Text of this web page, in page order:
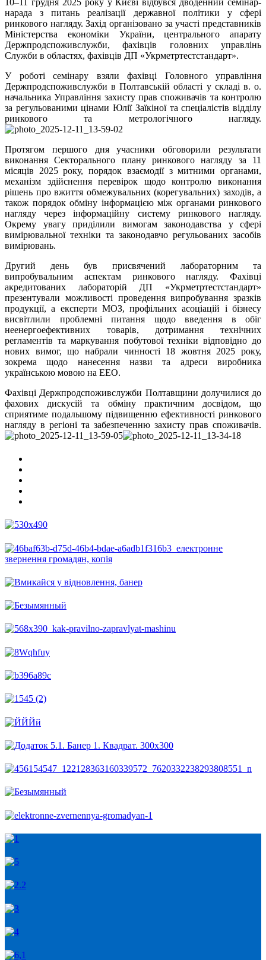
нарада з питань реалізації державної політики у сфері
ринкового нагляду. Захід організовано за участі представників
Міністерства економіки України, центрального апарату
Держпродспоживслужби, фахівців головних управлінь
Служби в областях, фахівців ДП «Укрметртестстандарт».
У роботі семінару взяли фахівці Головного управління
Держпродспоживслужби в Полтавській області у складі в. о.
начальника Управління захисту прав споживачів та контролю
за регульованими цінами Юлії Заїкіної та спеціалістів відділу
ринкового та метрологічного нагляду.
Протягом першого дня учасники обговорили результати
виконання Секторального плану ринкового нагляду за 11
місяців 2025 року, порядок взаємодії з митними органами,
механізм здійснення перевірок щодо контролю виконання
рішень про вжиття обмежувальних (корегувальних) заходів, а
також порядок обміну інформацією між органами ринкового
нагляду через інформаційну систему ринкового нагляду.
Окрему увагу приділили вимогам законодавства у сфері
вимірювальної техніки та законодавчо регульованих засобів
вимірювань.
Другий день був присвячений лабораторним та
випробувальним аспектам ринкового нагляду. Фахівці
акредитованих лабораторій ДП «Укрметртестстандарт»
презентували можливості проведення випробування зразків
продукції, а експерти МОЗ, профільних асоціацій і бізнесу
висвітлили проблемні питання щодо введення в обіг
неенергоефективних товарів, дотримання технічних
регламентів та маркування побутової техніки відповідно до
нових вимог, що набрали чинності 18 жовтня 2025 року,
зокрема щодо нанесення назви та адреси виробника
українською мовою на ЕЕО.
Фахівці Держпродспоживслужби Полтавщини долучилися до
фахових дискусій та обміну практичним досвідом, що
сприятиме подальшому підвищенню ефективності ринкового
нагляду в регіоні та забезпеченню захисту прав споживачів.